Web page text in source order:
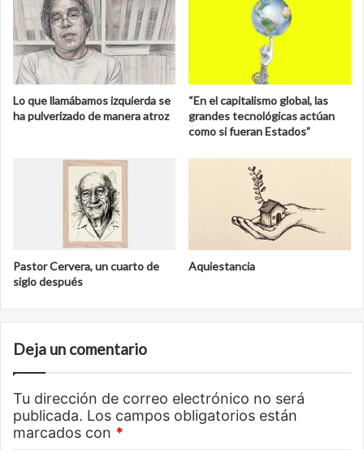
Lo que llamábamos izquierda se
ha pulverizado de manera atroz
“En el capitalismo global, las
grandes tecnológicas actúan
como si fueran Estados”
Pastor Cervera, un cuarto de
siglo después
Aquiestancia
Deja un comentario
Tu dirección de correo electrónico no será
publicada. Los campos obligatorios están
marcados con *